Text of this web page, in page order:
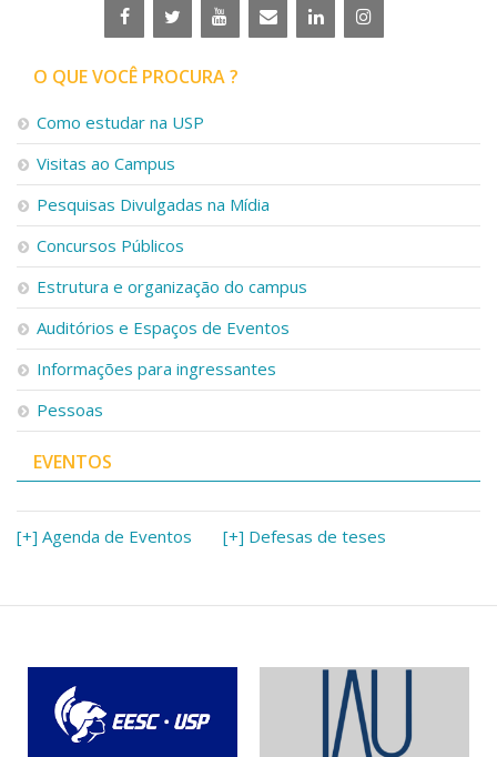
O QUE VOCÊ PROCURA ?
Como estudar na USP
Visitas ao Campus
Pesquisas Divulgadas na Mídia
Concursos Públicos
Estrutura e organização do campus
Auditórios e Espaços de Eventos
Informações para ingressantes
Pessoas
EVENTOS
[+] Agenda de Eventos [+] Defesas de teses